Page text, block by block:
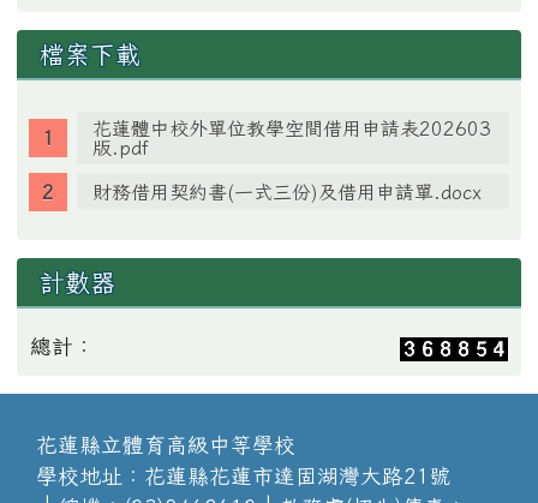
檔案下載
花蓮體中校外單位教學空間借用申請表202603
版.pdf
財務借用契約書(一式三份)及借用申請單.docx
計數器
總計：
花蓮縣立體育高級中等學校
學校地址：花蓮縣花蓮市達固湖灣大路21號